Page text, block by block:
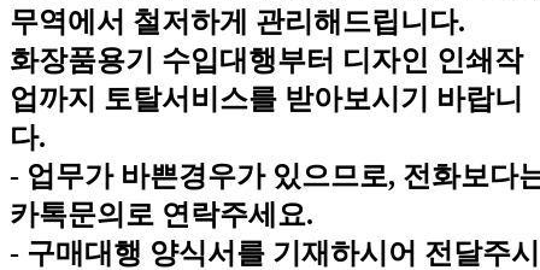
무역에서 철저하게 관리해드립니다.
화장품용기 수입대행부터 디자인 인쇄작
업까지 토탈서비스를 받아보시기 바랍니
다.
- 업무가 바쁜경우가 있으므로, 전화보다
카톡문의로 연락주세요.
- 구매대행 양식서를 기재하시어 전달주시